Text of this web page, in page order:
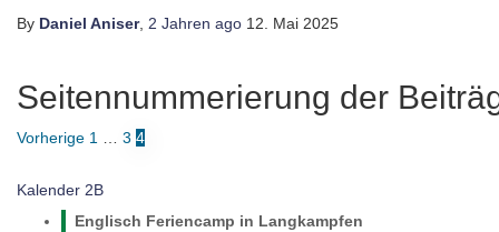
By Daniel Aniser, 2 Jahren ago 12. Mai 2025
Seitennummerierung der
Vorherige 1 3 4
Kalender 2B
Englisch Feriencamp in Langkampfen